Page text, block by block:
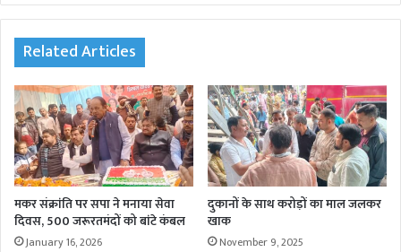
te
Related Articles
मकर संक्रांति पर सपा ने मनाया सेवा
दिवस, 500 जरूरतमंदों को बांटे कंबल
January 16, 2026
दुकानों के साथ करोड़ों का माल जलकर
खाक
November 9, 2025